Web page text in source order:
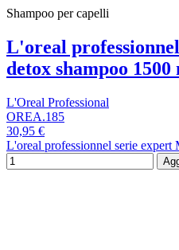
Shampoo per capelli
L'oreal
detox shampoo 1500
L'Oreal Professional
OREA.185
30,95 €
L'oreal professionnel serie expert